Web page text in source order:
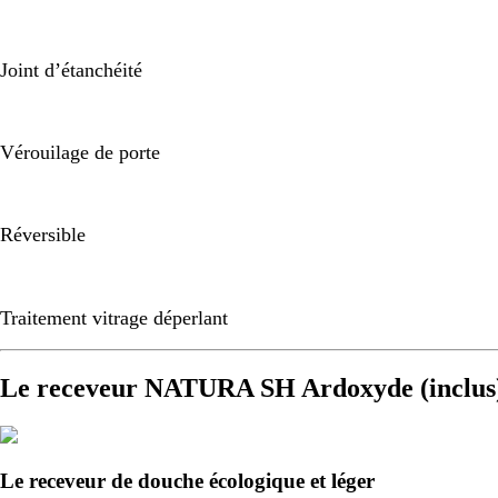
Joint d’étanchéité
Vérouilage de porte
Réversible
Traitement vitrage déperlant
Le receveur NATURA SH Ardoxyde
Le receveur de douche écologique et léger